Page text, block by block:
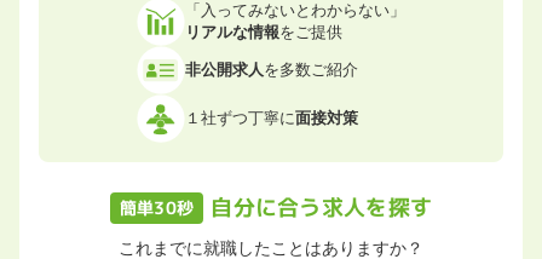
「入ってみないとわからない」
リアルな情報をご提供
非公開求人を多数ご紹介
１社ずつ丁寧に面接対策
簡単30秒 自分に合う求人を探す
これまでに就職したことはありますか？